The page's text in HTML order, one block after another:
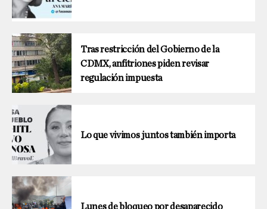
Tras restricción del Gobierno de la
CDMX, anfitriones piden revisar
regulación impuesta
Lo que vivimos juntos también importa
Lunes de bloqueo por desaparecido